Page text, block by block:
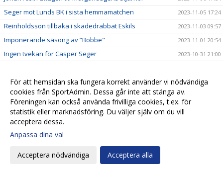
Seger mot Lunds BK i sista hemmamatchen 2023-11-05 17:24
Reinholdsson tillbaka i skadedrabbat Eskils 2023-11-03 09:57
Imponerande säsong av ”Bobbe" 2023-11-01 20:54
Ingen tvekan för Casper Seger 2023-10-31 21:00
Eskilscoachen: ”Vi förtjänade inte förlora" 2023-10-29 19:16
Lagkaptenen signerade nytt kontrakt 2023-10-28 20:26
Omtumlande tid för Lucas Ohlander 2023-10-27 12:05
Eskilscoachen: ”Hoppas räta ut frågetecken"
Josef Getachew fortsätter i Eskils
Falkenbergs FF - Eskilsminne IF
För att hemsidan ska fungera korrekt använder vi nödvändiga
cookies från SportAdmin. Dessa går inte att stänga av.
Föreningen kan också använda frivilliga cookies, t.ex. för
statistik eller marknadsföring. Du väljer själv om du vill
acceptera dessa.
Anpassa dina val
Acceptera nödvändiga Acceptera alla